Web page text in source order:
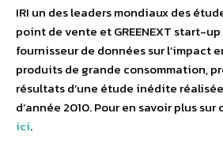
IRI un des leaders mondiaux des
point de vente et GREENEXT start-
fournisseur de données sur l’impact
produits de grande consommation,
résultats d’une étude inédite
d’année 2010. Pour en savoir plus
ici.